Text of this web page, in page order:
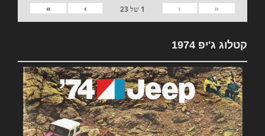
«
‹
1 של23
›
»
קטלוג ג'יפ 1974